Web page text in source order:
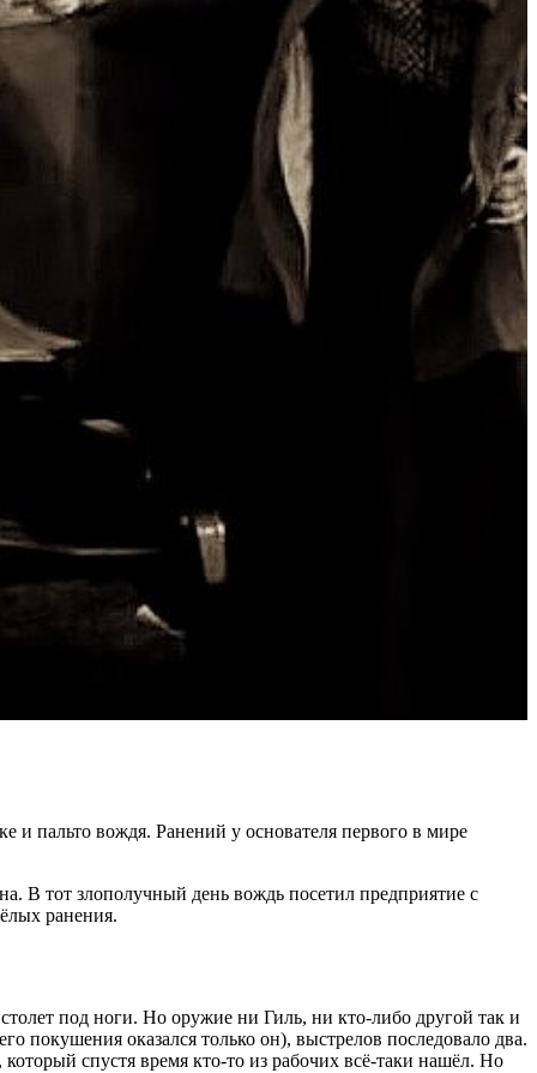
и пальто вождя. Ранений у основателя первого в мире
В тот злополучный день вождь посетил предприятие с
ранения.
под ноги. Но оружие ни Гиль, ни кто-либо другой так и
покушения оказался только он), выстрелов последовало два.
спустя время кто-то из рабочих всё-таки нашёл. Но